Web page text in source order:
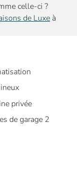
celle-ci ?
de Luxe à
privée
de garage 2